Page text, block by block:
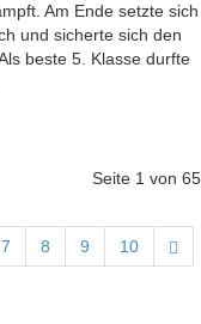
Am Ende setzte sich
und sicherte sich den
beste 5. Klasse durfte
Seite 1 von 65
7 8 9 10